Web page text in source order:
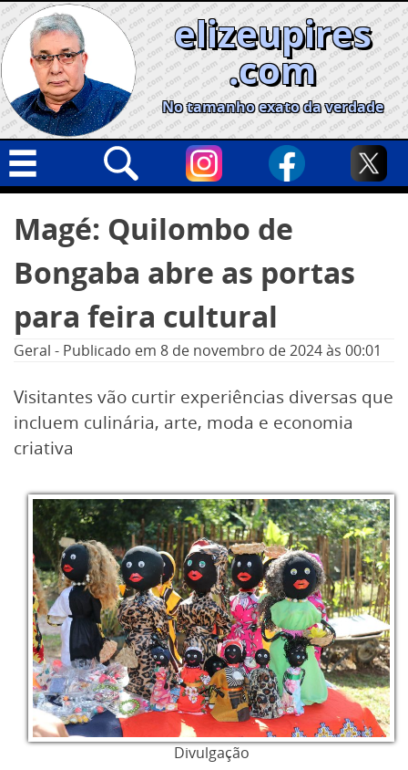
Skip
to
content
elizeupires
.com
No tamanho exato da verdade
Geral
Cidades
Nacional
Informe especial
por:
Magé: Quilombo de
Bongaba abre as portas
para feira cultural
Geral - Publicado em 8 de novembro de 2024às 00:01
Visitantes vão curtir experiências diversas que
incluem culinária, arte, moda e economia
criativa
Divulgação